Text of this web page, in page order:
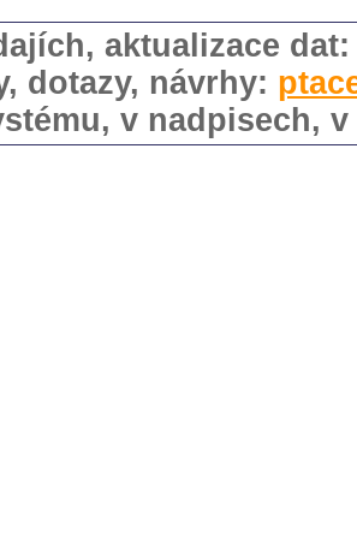
aktualizace
dotazy, návrhy:
v nadpisech,